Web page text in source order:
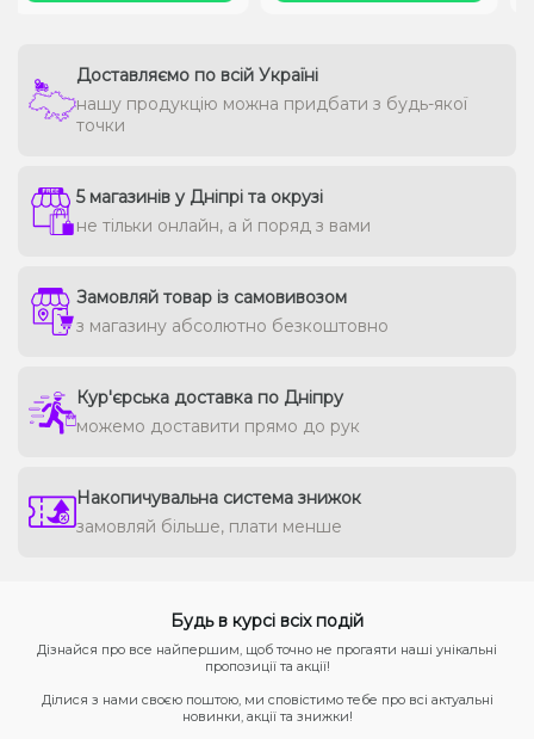
Доставляємо по всій Україні
нашу продукцію можна придбати з будь-якої
точки
5 магазинів у Дніпрі та окрузі
не тільки онлайн, а й поряд з вами
Замовляй товар із самовивозом
з магазину абсолютно безкоштовно
Кур'єрська доставка по Дніпру
можемо доставити прямо до рук
Накопичувальна система знижок
замовляй більше, плати менше
Будь в курсі всіх подій
Дізнайся про все найпершим, щоб точно не прогаяти наші унікальні
пропозиції та акції!
Ділися з нами своєю поштою, ми сповістимо тебе про всі актуальні
новинки, акції та знижки!